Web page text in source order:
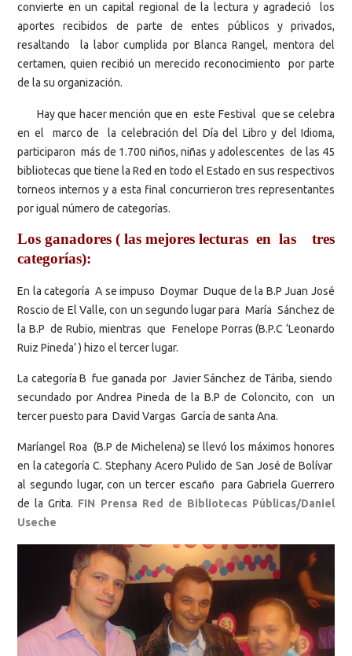
convierte en un capital regional de la lectura y agradeció los
aportes recibidos de parte de entes públicos y privados,
resaltando la labor cumplida por Blanca Rangel, mentora del
certamen, quien recibió un merecido reconocimiento por parte
de la su organización.
Hay que hacer mención que en este Festival que se celebra
en el marco de la celebración del Día del Libro y del Idioma,
participaron más de 1.700 niños, niñas y adolescentes de las 45
bibliotecas que tiene la Red en todo el Estado en sus respectivos
torneos internos y a esta final concurrieron tres representantes
por igual número de categorías.
Los ganadores ( las mejores lecturas en las tres
categorías):
En la categoría A se impuso Doymar Duque de la B.P Juan José
Roscio de El Valle, con un segundo lugar para María Sánchez de
la B.P de Rubio, mientras que Fenelope Porras (B.P.C ‘Leonardo
Ruiz Pineda’ ) hizo el tercer lugar.
La categoría B fue ganada por Javier Sánchez de Táriba, siendo
secundado por Andrea Pineda de la B.P de Coloncito, con un
tercer puesto para David Vargas García de santa Ana.
Maríangel Roa (B.P de Michelena) se llevó los máximos honores
en la categoría C. Stephany Acero Pulido de San José de Bolívar
al segundo lugar, con un tercer escaño para Gabriela Guerrero
de la Grita. FIN Prensa Red de Bibliotecas Públicas/Daniel
Useche